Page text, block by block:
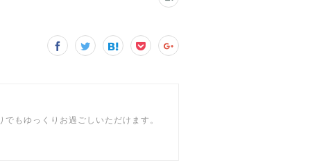
もゆっくりお過ごしいただけます。